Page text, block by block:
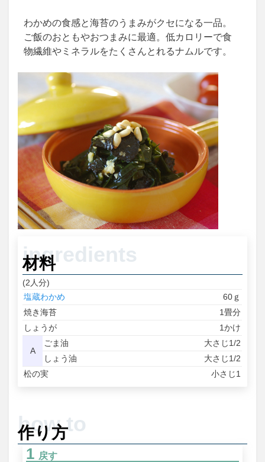
わかめの食感と海苔のうまみがクセになる一品。
ご飯のおともやおつまみに最適。低カロリーで食
物繊維やミネラルをたくさんとれるナムルです。
材料
(2人分)
塩蔵わかめ
60ｇ
焼き海苔
1畳分
しょうが
1かけ
A
ごま油
大さじ1/2
しょう油
大さじ1/2
松の実
小さじ1
作り方
戻す